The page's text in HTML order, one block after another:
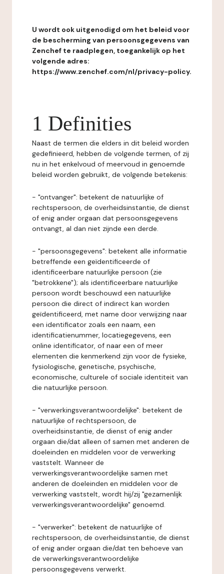
U wordt ook uitgenodigd om het beleid voor
de bescherming van persoonsgegevens van
Zenchef te raadplegen, toegankelijk op het
volgende adres:
https://www.zenchef.com/nl/privacy-policy.
1 Definities
Naast de termen die elders in dit beleid worden
gedefinieerd, hebben de volgende termen, of zij
nu in het enkelvoud of meervoud in genoemde
beleid worden gebruikt, de volgende betekenis:
- "ontvanger": betekent de natuurlijke of
rechtspersoon, de overheidsinstantie, de dienst
of enig ander orgaan dat persoonsgegevens
ontvangt, al dan niet zijnde een derde.
- "persoonsgegevens": betekent alle informatie
betreffende een geïdentificeerde of
identificeerbare natuurlijke persoon (zie
"betrokkene"); als identificeerbare natuurlijke
persoon wordt beschouwd een natuurlijke
persoon die direct of indirect kan worden
geïdentificeerd, met name door verwijzing naar
een identificator zoals een naam, een
identificatienummer, locatiegegevens, een
online identificator, of naar een of meer
elementen die kenmerkend zijn voor de fysieke,
fysiologische, genetische, psychische,
economische, culturele of sociale identiteit van
die natuurlijke persoon.
- "verwerkingsverantwoordelijke": betekent de
natuurlijke of rechtspersoon, de
overheidsinstantie, de dienst of enig ander
orgaan die/dat alleen of samen met anderen de
doeleinden en middelen voor de verwerking
vaststelt. Wanneer de
verwerkingsverantwoordelijke samen met
anderen de doeleinden en middelen voor de
verwerking vaststelt, wordt hij/zij "gezamenlijk
verwerkingsverantwoordelijke" genoemd.
- "verwerker": betekent de natuurlijke of
rechtspersoon, de overheidsinstantie, de dienst
of enig ander orgaan die/dat ten behoeve van
de verwerkingsverantwoordelijke
persoonsgegevens verwerkt.